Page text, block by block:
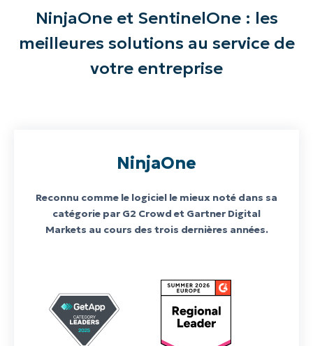
NinjaOne et SentinelOne : les
meilleures solutions au service de
votre entreprise
NinjaOne
Reconnu comme le logiciel le mieux noté dans sa
catégorie par G2 Crowd et Gartner Digital
Markets au cours des trois dernières années.